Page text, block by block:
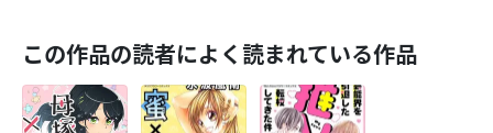
この作品の読者によく読まれている作品